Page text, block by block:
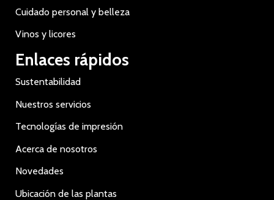
Cuidado personal y belleza
Vinos y licores
Enlaces rápidos
Sustentabilidad
Nuestros servicios
Tecnologías de impresión
Acerca de nosotros
Novedades
Ubicación de las plantas